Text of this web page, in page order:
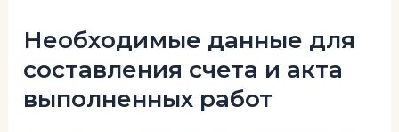
Необходимые данные для
составления счета и акта
выполненных работ